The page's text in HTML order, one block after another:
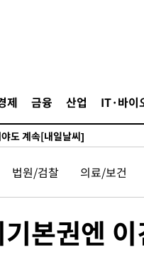
제 금융 산업 IT·바이
포츠윤리센터도 압수수색
도미사일…감시·경계태세 강화"
…"원인 파악 중"
체 발사"
도 계속[내일날씨]
대한국 무역적자 있어"
압수수색에 '충격·당황'
란 중요임무종사 혐의
법원/검찰 의료/보건
본권엔